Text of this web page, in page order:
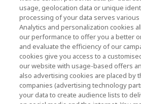
Yatırımcı İlişkileri
Gizlilik Politikası
Cookie Settings
usage, geolocation data or unique
processing of your data serves
Analytics and personalization cookies
our performance to offer you a better
and evaluate the efficiency of our
cookies give you access to a
our website with usage-based offers
also advertising cookies are placed by
companies (advertising technology
your data to create audience lists to